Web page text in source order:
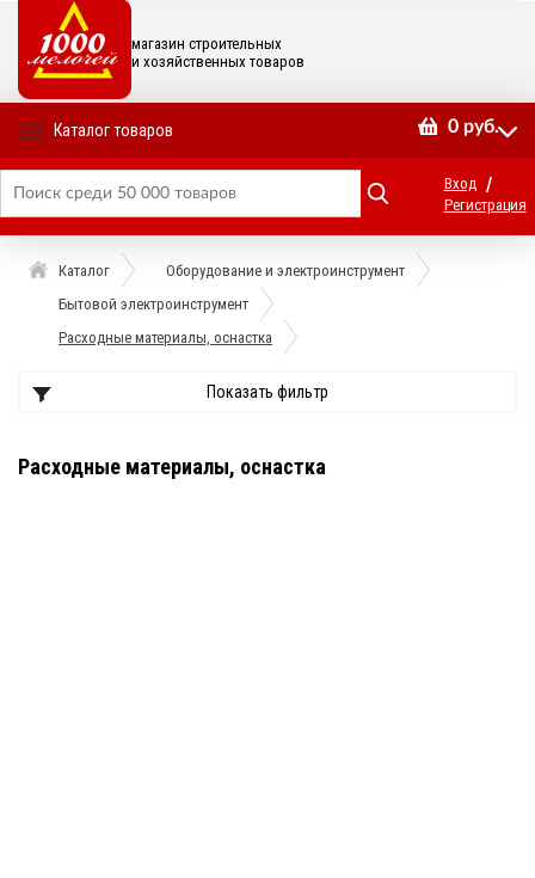
магазин строительных
и хозяйственных товаров
Каталог товаров 0 руб.
Вход /
Регистрация
Каталог
Оборудование и электроинструмент
Бытовой электроинструмент
Расходные материалы, оснастка
Показать фильтр
Расходные материалы, оснастка